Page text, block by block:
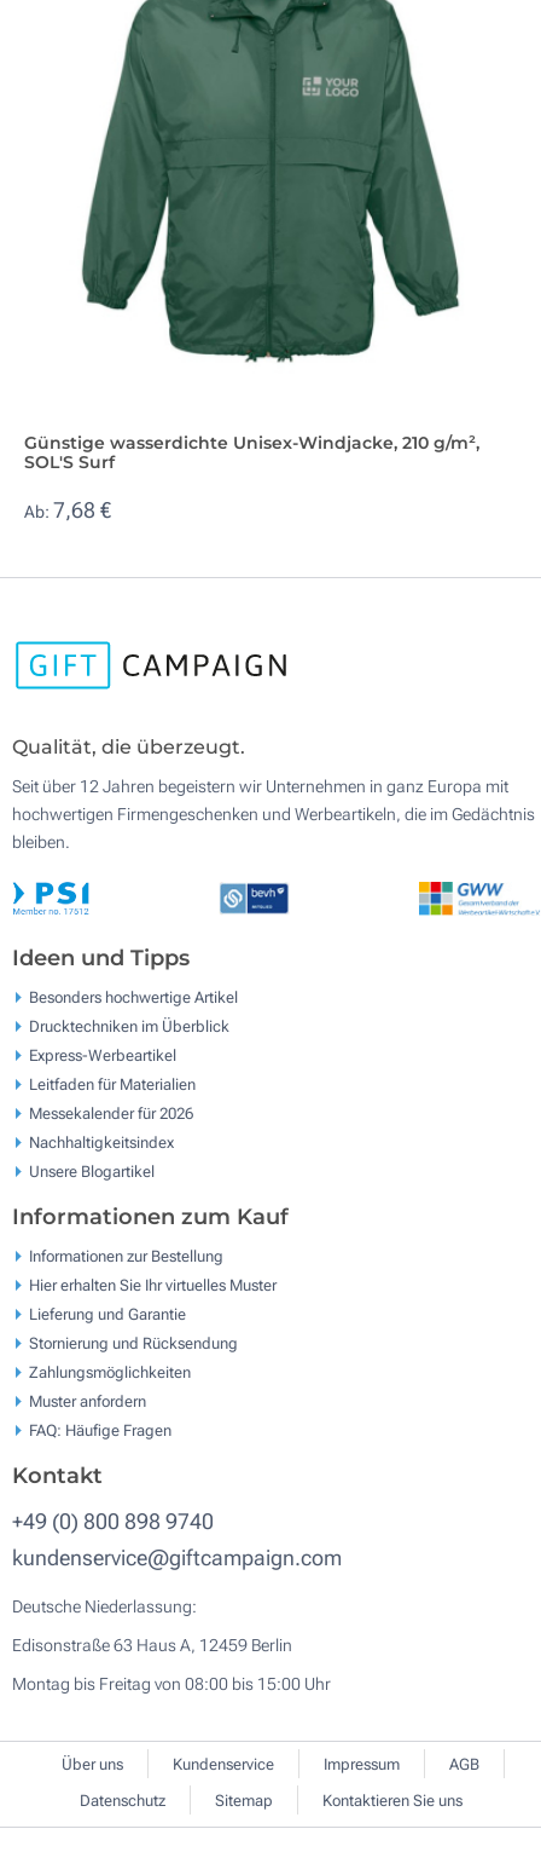
Günstige wasserdichte Unisex-Windjacke, 210 g/m²,
SOL'S Surf
Ab: 7,68 €
Qualität, die überzeugt.
Seit über 12 Jahren begeistern wir Unternehmen in ganz Europa mit
hochwertigen Firmengeschenken und Werbeartikeln, die im Gedächtnis
bleiben.
Ideen und Tipps
Besonders hochwertige Artikel
Drucktechniken im Überblick
Express-Werbeartikel
Leitfaden für Materialien
Messekalender für 2026
Nachhaltigkeitsindex
Unsere Blogartikel
Informationen zum Kauf
Informationen zur Bestellung
Hier erhalten Sie Ihr virtuelles Muster
Lieferung und Garantie
Stornierung und Rücksendung
Zahlungsmöglichkeiten
Muster anfordern
FAQ: Häufige Fragen
Kontakt
+49 (0) 800 898 9740
kundenservice@giftcampaign.com
Deutsche Niederlassung:
Edisonstraße 63 Haus A, 12459 Berlin
Montag bis Freitag von 08:00 bis 15:00 Uhr
Über uns Kundenservice Impressum
AGB
Datenschutz
Sitemap Kontaktieren Sie uns